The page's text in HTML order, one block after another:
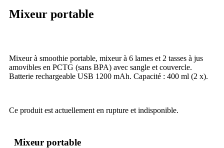
Mixeur portable
Mixeur à smoothie portable, mixeur à 6 lames et 2 tasses à jus
amovibles en PCTG (sans BPA) avec sangle et couvercle.
Batterie rechargeable USB 1200 mAh. Capacité : 400 ml (2 x).
Ce produit est actuellement en rupture et indisponible.
Mixeur portable